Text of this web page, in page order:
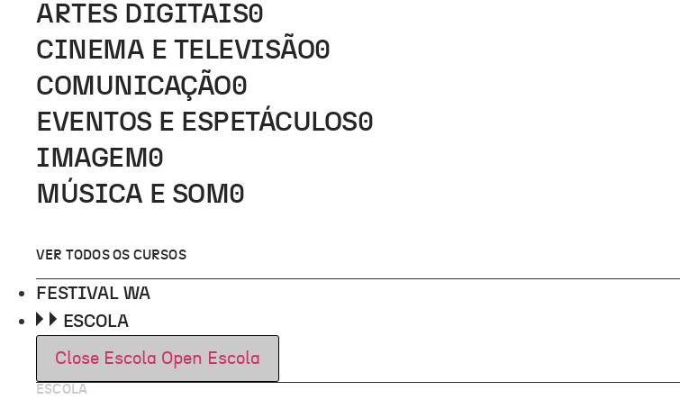
ARTES DIGITAIS0
CINEMA E TELEVISÃO0
COMUNICAÇÃO0
EVENTOS E ESPETÁCULOS0
IMAGEM 0
MÚSICA E SOM 0
VER TODOS OS CURSOS
FESTIVAL WA
ESCOLA
Close Escola Open Escola
ESCOLA